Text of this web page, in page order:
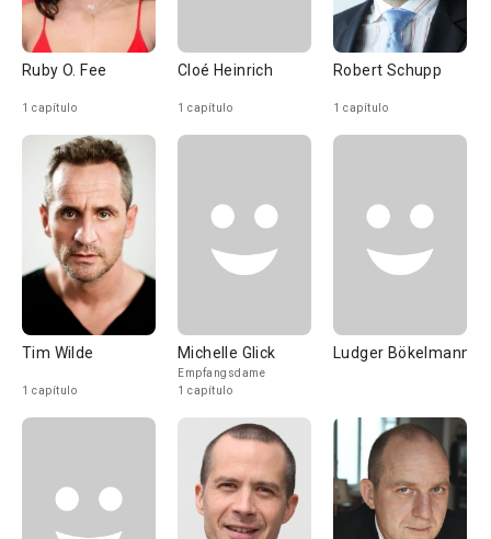
Ruby O. Fee
1 capítulo
Cloé Heinrich
1 capítulo
Robert Schupp
1 capítulo
Tim Wilde
1 capítulo
Michelle Glick
Empfangsdame
1 capítulo
Ludger Bökelmann